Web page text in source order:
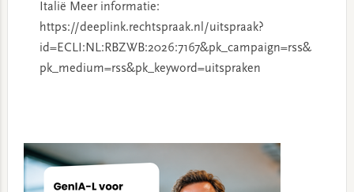
Italië Meer informatie:
https://deeplink.rechtspraak.nl/uitspraak?
id=ECLI:NL:RBZWB:2026:7167&pk_campaign=rss&
pk_medium=rss&pk_keyword=uitspraken
Sidebar